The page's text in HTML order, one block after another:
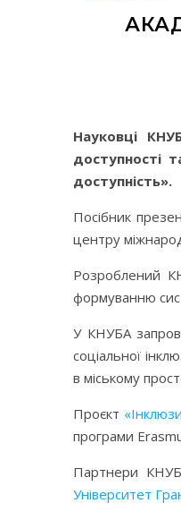
Науковці
доступності
доступність».
Посібник
центру
Розроблений
формуванню
У КНУБА
соціальної
в міському
Проєкт
програми
Партнери
Університет